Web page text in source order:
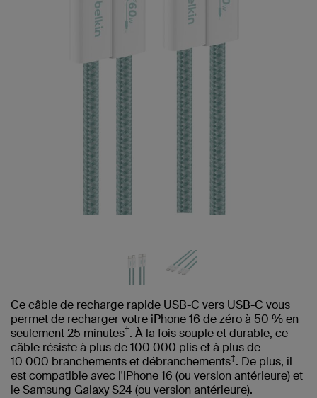
Ce câble de recharge rapide USB-C vers USB-C vous
permet de recharger votre iPhone 16 de zéro à 50 % en
seulement 25 minutes†. À la fois souple et durable, ce
câble résiste à plus de 100 000 plis et à plus de
10 000 branchements et débranchements‡. De plus, il
est compatible avec l'iPhone 16 (ou version antérieure) et
le Samsung Galaxy S24 (ou version antérieure).